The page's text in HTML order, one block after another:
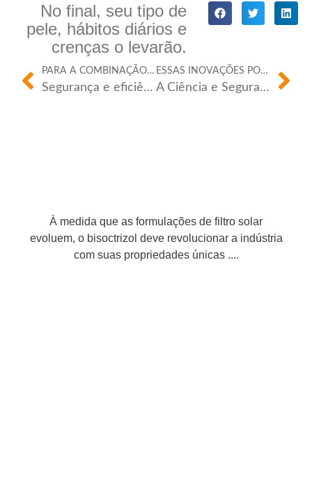
No final, seu tipo de
pele, hábitos diários e
crenças o levarão.
PARA A COMBINAÇÃO PERFEITA.
Segurança e eficiência do filtro UV DHHB em formulações modernas de cuidado solar
ESSAS INOVAÇÕES PODEM SER USADAS ALÉM DOS FILTROS SOLARES?
A Ciência e Segurança do Octocrileno: Uma escolha estratégica para formulações avançadas de cuidado solar
À medida que as formulações de filtro solar
evoluem, o bisoctrizol deve revolucionar a indústria
com suas propriedades únicas ....